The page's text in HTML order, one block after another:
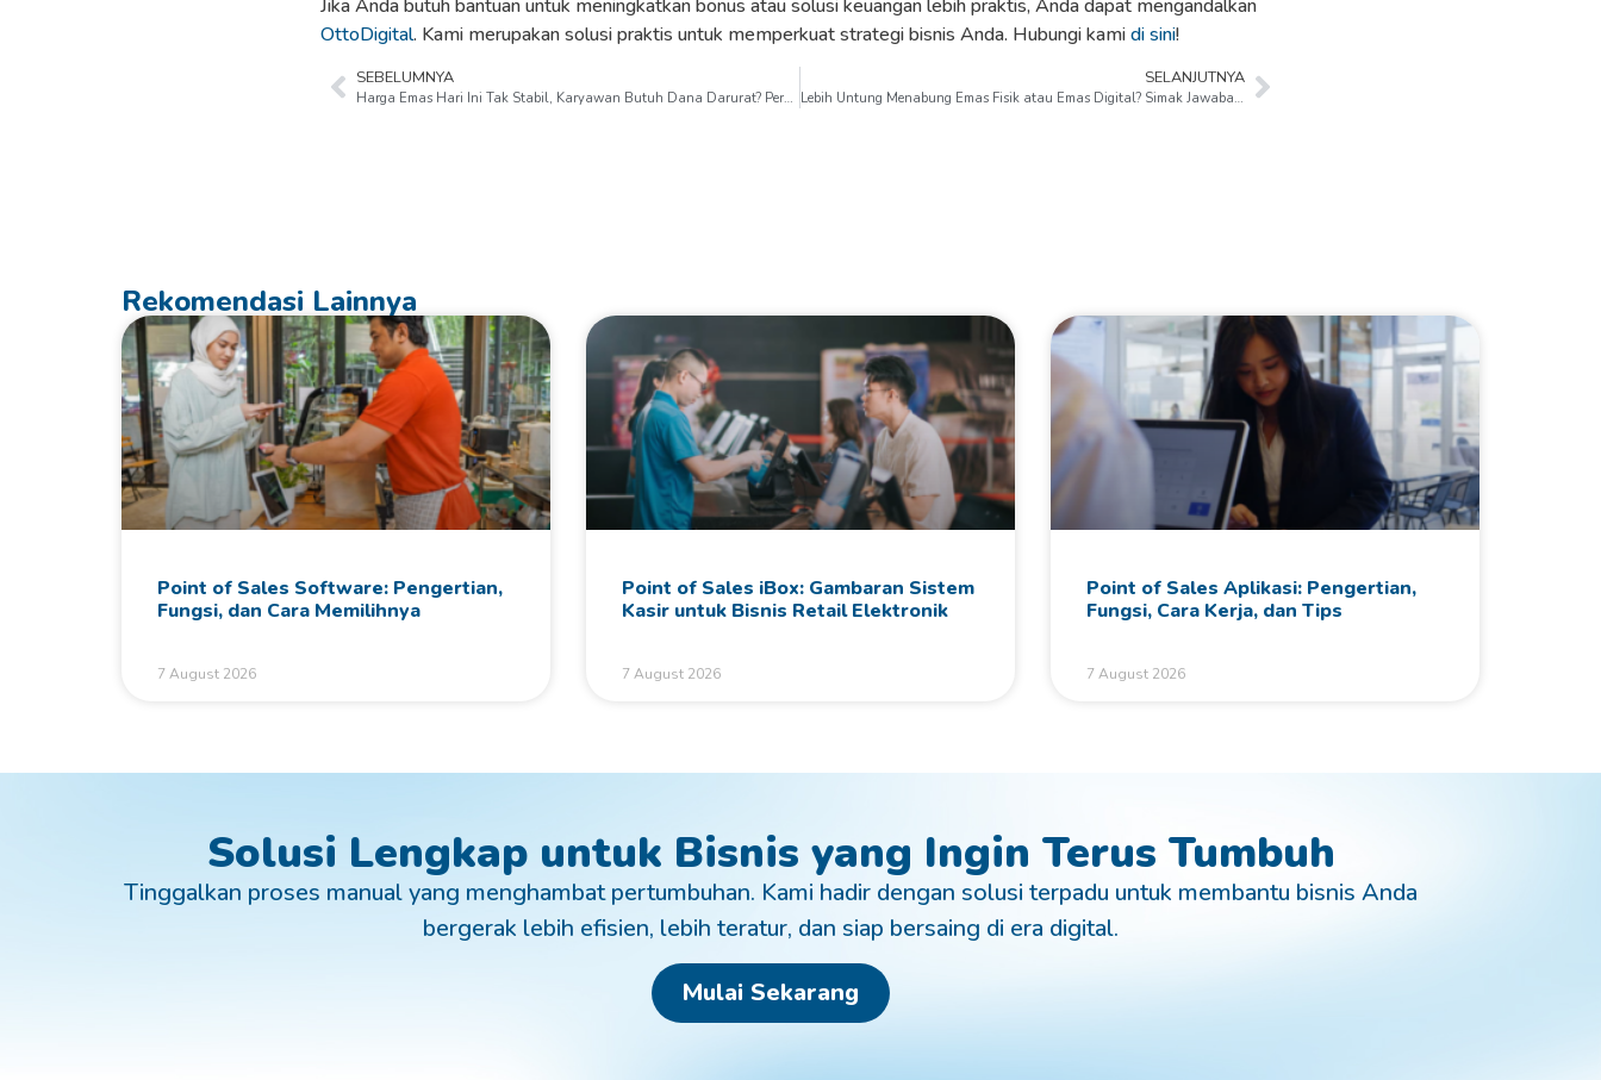
Jika Anda butuh bantuan untuk meningkatkan bonus atau solusi keuangan lebih praktis, Anda dapat mengandalkan
OttoDigital. Kami merupakan solusi praktis untuk memperkuat strategi bisnis Anda. Hubungi kamidi sini!
SEBELUMNYA
Harga Emas Hari Ini Tak Stabil, Karyawan Butuh Dana Darurat? Perusahaan Hadir dengan Solusi Nyata
SELANJUTNYA
Lebih Untung Menabung Emas Fisik atau Emas Digital? Simak Jawabannya di Sini!
Rekomendasi Lainnya
Point of Sales Software: Pengertian,
Fungsi, dan Cara Memilihnya
7 August 2026
Point of Sales iBox: Gambaran Sistem
Kasir untuk Bisnis Retail Elektronik
7 August 2026
Point of Sales Aplikasi: Pengertian,
Fungsi, Cara Kerja, dan Tips
7 August 2026
Solusi Lengkap untuk Bisnis yang Ingin Terus Tumbuh
Tinggalkan proses manual yang menghambat pertumbuhan. Kami hadir dengan solusi terpadu untuk membantu bisnis Anda
bergerak lebih efisien, lebih teratur, dan siap bersaing di era digital.
Mulai Sekarang